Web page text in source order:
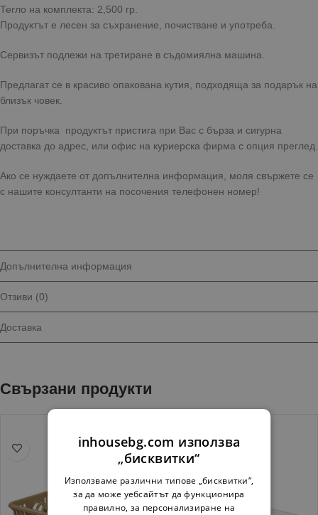
Тегло на комплекта: 2,500 гр.
Продуктът е лесен за съхранение, почистване и употреба.
Сервизът подлежи на третиране в съдомиялна машина.
Предлагат се в красиво опакована кутия, подходяща за подарък на
близък човек.
При поръчка продуктът пристига при Вас с бърза и сигурна
доставка до адрес, или офис на куриерска фирма с опция преглед.
Ако се нуждаете от допълнителна информация, моля свържете се
с нашите консултанти на посочения телефонен номер!
Допълнителна информация
Отзиви (0)
Доставка
Свързани продукти
inhousebg.com използва
„бисквитки“
Използваме различни типове „бисквитки“,
за да може уебсайтът да функционира
правилно, за персонализиране на